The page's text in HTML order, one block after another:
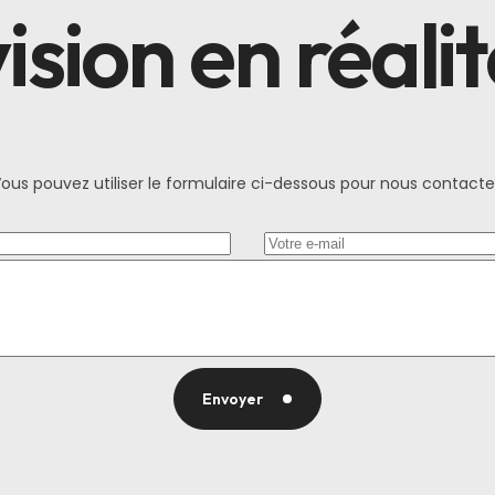
en
pouvez utiliser le formulaire ci-dessous pour nous